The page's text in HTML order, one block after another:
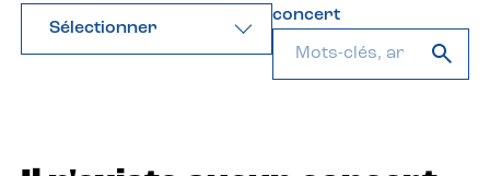
Sélectionner
concert